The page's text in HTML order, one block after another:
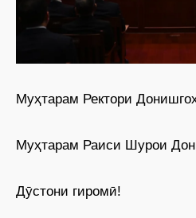
Муҳтарам Ректори
Муҳтарам Раиси Шурои
Дӯстони гиромӣ!